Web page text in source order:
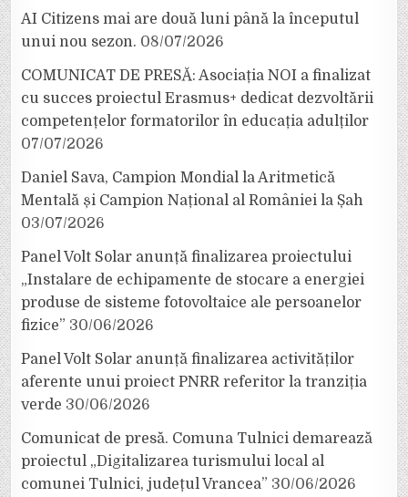
AI Citizens mai are două luni până la începutul
unui nou sezon. 08/07/2026
COMUNICAT DE PRESĂ: Asociația NOI a finalizat
cu succes proiectul Erasmus+ dedicat dezvoltării
competențelor formatorilor în educația adulților
07/07/2026
Daniel Sava, Campion Mondial la Aritmetică
Mentală și Campion Național al României la Șah
03/07/2026
Panel Volt Solar anunță finalizarea proiectului
„Instalare de echipamente de stocare a energiei
produse de sisteme fotovoltaice ale persoanelor
fizice” 30/06/2026
Panel Volt Solar anunță finalizarea activităților
aferente unui proiect PNRR referitor la tranziția
verde 30/06/2026
Comunicat de presă. Comuna Tulnici demarează
proiectul „Digitalizarea turismului local al
comunei Tulnici, județul Vrancea” 30/06/2026